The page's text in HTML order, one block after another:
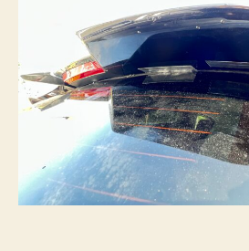
ー
フ
ス
ポ
イ
ラ
ー
に
ル
ミ